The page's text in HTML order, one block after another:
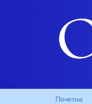
Почетна